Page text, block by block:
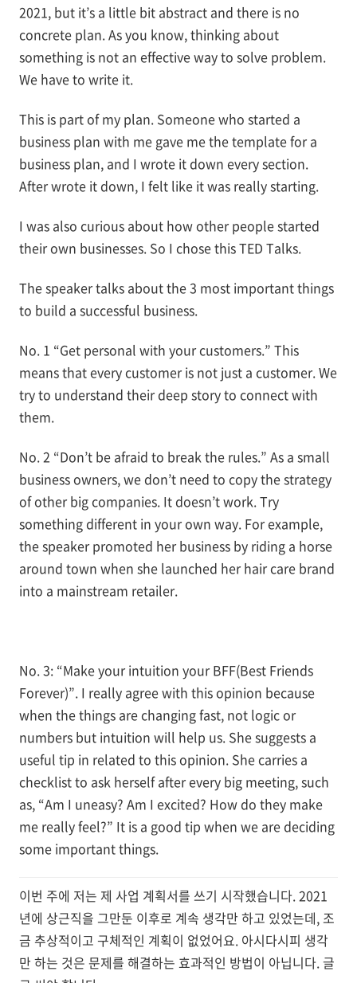
2021, but it’s a little bit abstract and there is no
concrete plan. As you know, thinking about
something is not an effective way to solve problem.
We have to write it.
This is part of my plan. Someone who started a
business plan with me gave me the template for a
business plan, and I wrote it down every section.
After wrote it down, I felt like it was really starting.
I was also curious about how other people started
their own businesses. So I chose this TED Talks.
The speaker talks about the 3 most important things
to build a successful business.
No. 1 “Get personal with your customers.” This
means that every customer is not just a customer. We
try to understand their deep story to connect with
them.
No. 2 “Don’t be afraid to break the rules.” As a small
business owners, we don’t need to copy the strategy
of other big companies. It doesn’t work. Try
something different in your own way. For example,
the speaker promoted her business by riding a horse
around town when she launched her hair care brand
into a mainstream retailer.
No. 3: “Make your intuition your BFF(Best Friends
Forever)”. I really agree with this opinion because
when the things are changing fast, not logic or
numbers but intuition will help us. She suggests a
useful tip in related to this opinion. She carries a
checklist to ask herself after every big meeting, such
as, “Am I uneasy? Am I excited? How do they make
me really feel?” It is a good tip when we are deciding
some important things.
이번 주에 저는 제 사업 계획서를 쓰기 시작했습니다. 2021
년에 상근직을 그만둔 이후로 계속 생각만 하고 있었는데, 조
금 추상적이고 구체적인 계획이 없었어요. 아시다시피 생각
만 하는 것은 문제를 해결하는 효과적인 방법이 아닙니다. 글